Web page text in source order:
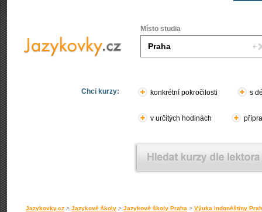
Místo studia
Chci kurzy: konkrétní pokročilosti s
v určitých hodinách
Jazykovky.cz > Jazykové školy > Jazykové školy Praha > Výuka indonéštiny